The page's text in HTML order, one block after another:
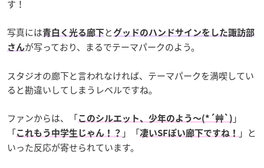
す！
写真には青白く光る廊下と グッドのハンドサインをした諏訪部
さんが写っており、まるでテーマパークのよう。
スタジオの廊下と言われなければ、テーマパークを満喫してい
ると勘違いしてしまうレベルですね。
ファンからは、「このシルエット、少年のよう〜(*´艸`) 」
「これもう中学生じゃん！？ 」「凄いSFぽい廊下ですね！
」と
いった反応が寄せられています。